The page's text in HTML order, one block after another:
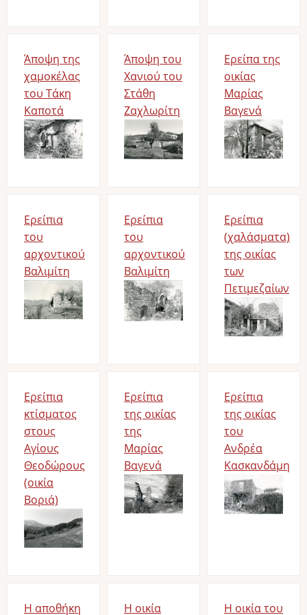
Άποψη της
χαμοκέλας
του Τάκη
Καποτά
Bild
Άποψη του
Χανιού του
Στάθη
Ζαχλωρίτη
Bild
Ερείπα της
οικίας
Μαρίας
Βαγενά
Bild
Ερείπια
του
αρχοντικού
Βαλιμίτη
Ερείπια
του
αρχοντικού
Βαλιμίτη
Bild
Ερείπια
(χαλάσματα)
της οικίας
των
Πετιμεζαίων
Bild
Ερείπια
κτίσματος
στους
Αγίους
Θεοδώρους
(οικία
Βοριά)
Bild
Ερείπια
της οικίας
της
Μαρίας
Βαγενά
Bild
Ερείπια
της οικίας
του
Ανδρέα
Κασκανδάμη
Bild
Η αποθήκη
Η οικία
Η οικία του